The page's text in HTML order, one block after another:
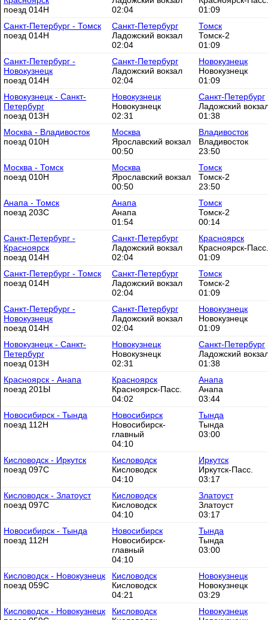
поезд 014Н
02:04
01:09
Санкт-Петербург - Томск
поезд 014Н
Санкт-Петербург
Ладожский вокзал
02:04
Томск
Томск-2
01:09
Санкт-Петербург -
Новокузнецк
поезд 014Н
Санкт-Петербург
Ладожский вокзал
02:04
Новокузнецк
Новокузнецк
01:09
Новокузнецк - Санкт-
Петербург
поезд 013Н
Новокузнецк
Новокузнецк
02:31
Санкт-Петербург
Ладожский
01:38
Москва - Владивосток
поезд 010Н
Москва
Ярославский вокзал
00:50
Владивосток
Владивосток
23:50
Москва - Томск
поезд 010Н
Москва
Ярославский вокзал
00:50
Томск
Томск-2
23:50
Анапа - Томск
поезд 203С
Анапа
Анапа
01:54
Томск
Томск-2
00:14
Санкт-Петербург -
Красноярск
поезд 014Н
Санкт-Петербург
Ладожский вокзал
02:04
Красноярск
Красноярск-Пасс.
01:09
Санкт-Петербург - Томск
поезд 014Н
Санкт-Петербург
Ладожский вокзал
02:04
Томск
Томск-2
01:09
Санкт-Петербург -
Новокузнецк
поезд 014Н
Санкт-Петербург
Ладожский вокзал
02:04
Новокузнецк
Новокузнецк
01:09
Новокузнецк - Санкт-
Петербург
поезд 013Н
Новокузнецк
Новокузнецк
02:31
Санкт-Петербург
Ладожский
01:38
Красноярск - Анапа
поезд 201Ы
Красноярск
Красноярск-Пасс.
04:02
Анапа
Анапа
03:44
Новосибирск - Тында
поезд 112Н
Новосибирск
Новосибирск-
главный
04:10
Тында
Тында
03:00
Кисловодск - Иркутск
поезд 097С
Кисловодск
Кисловодск
04:10
Иркутск
Иркутск-Пасс.
03:17
Кисловодск - Златоуст
поезд 097С
Кисловодск
Кисловодск
04:10
Златоуст
Златоуст
03:17
Новосибирск - Тында
поезд 112Н
Новосибирск
Новосибирск-
главный
04:10
Тында
Тында
03:00
Кисловодск - Новокузнецк
поезд 059С
Кисловодск
Кисловодск
04:21
Новокузнецк
Новокузнецк
03:29
Кисловодск - Новокузнецк
Кисловодск
Новокузнецк